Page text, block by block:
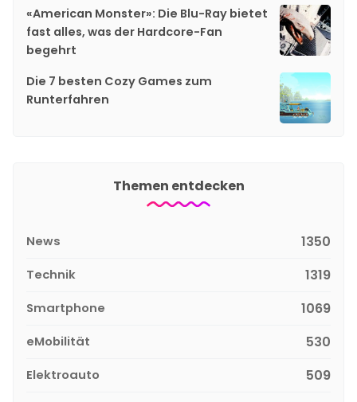
«American Monster»: Die Blu-Ray bietet
fast alles, was der Hardcore-Fan
begehrt
Die 7 besten Cozy Games zum
Runterfahren
Themen entdecken
News 1350
Technik 1319
Smartphone 1069
eMobilität 530
Elektroauto 509